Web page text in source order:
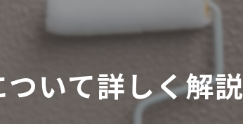
ひび割れ
いて詳しく解説